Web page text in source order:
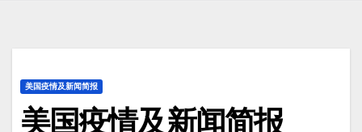
美国疫情及新闻简报
美国疫情及新闻简报